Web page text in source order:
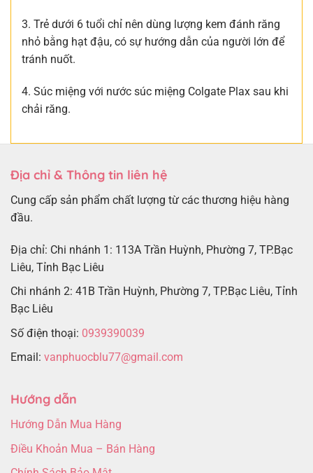
3. Trẻ dưới 6 tuổi chỉ nên dùng lượng kem đánh răng
nhỏ bằng hạt đậu, có sự hướng dẫn của người lớn để
tránh nuốt.
4. Súc miệng với nước súc miệng Colgate Plax sau khi
chải răng.
Địa chỉ & Thông tin liên hệ
Cung cấp sản phẩm chất lượng từ các thương hiệu hàng
đầu.
Địa chỉ: Chi nhánh 1: 113A Trần Huỳnh, Phường 7, TP.Bạc
Liêu, Tỉnh Bạc Liêu
Chi nhánh 2: 41B Trần Huỳnh, Phường 7, TP.Bạc Liêu, Tỉnh
Bạc Liêu
Số điện thoại: 0939390039
Email: vanphuocblu77@gmail.com
Hướng dẫn
Hướng Dẫn Mua Hàng
Điều Khoản Mua – Bán Hàng